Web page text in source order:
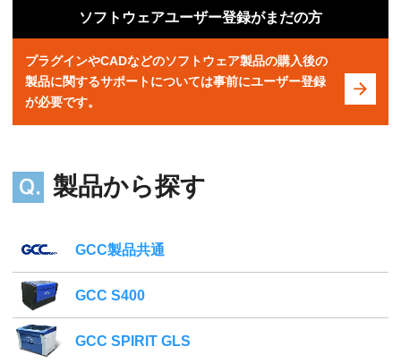
ソフトウェアユーザー登録がまだの方
プラグインやCADなどのソフトウェア製品の購入後の
製品に関するサポートについては事前にユーザー登録
が必要です。
製品から探す
GCC製品共通
GCC S400
GCC SPIRIT GLS